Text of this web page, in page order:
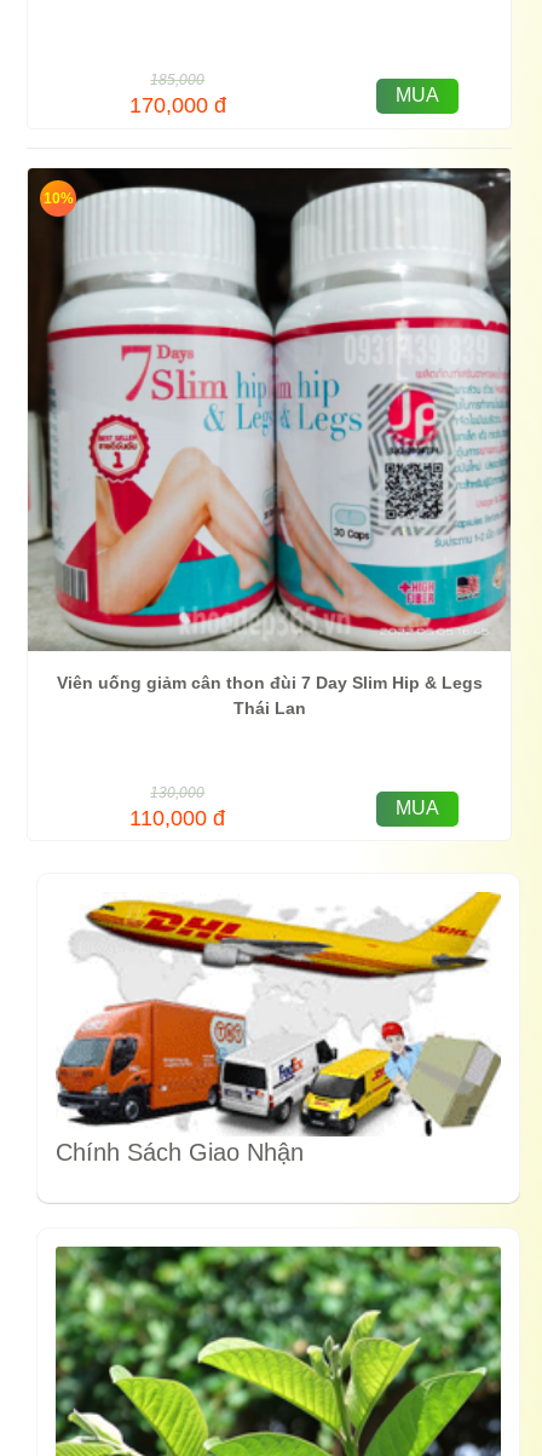
185,000
170,000 đ MUA
10%
Viên uống giảm cân thon đùi 7 Day Slim Hip & Legs
Thái Lan
130,000
110,000đ MUA
Chính Sách Giao Nhận